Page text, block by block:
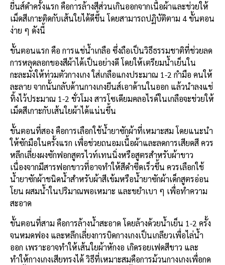
ยีนส์ดำครั้งแรก คือการล้างสีส่วนเกินออกจากเนื้อผ้าและช่วยให้
เม็ดสีเกาะติดกับเส้นใยได้ดีขึ้น โดยสามารถปฏิบัติตาม 4 ขั้นตอน
ง่าย ๆ ดังนี้
ขั้นตอนแรก คือ การแช่น้ำเกลือ ซึ่งถือเป็นวิธีธรรมชาติที่ช่วยลด
การหลุดลอกของสีผ้าได้เป็นอย่างดี โดยให้เตรียมน้ำเย็นใน
กะละมังให้ท่วมตัวกางเกง ใส่เกลือแกงประมาณ 1-2 กำมือ คนให้
ละลาย จากนั้นกลับด้านกางเกงยีนส์เอาด้านในออก แล้วนำลงแช่
ทิ้งไว้ประมาณ 1-2 ชั่วโมง สารโซเดียมคลอไรด์ในเกลือจะช่วยให้
เม็ดสีเกาะกับเส้นใยผ้าได้แน่นขึ้น
ขั้นตอนที่สอง คือการเลือกใช้น้ำยาซักผ้าที่เหมาะสม โดยแนะนำ
ให้ซักมือในครั้งแรก เพื่อช่วยถนอมเนื้อผ้าและลดการเสียดสี ควร
หลีกเลี่ยงผงซักฟอกสูตรไวท์เทนนิ่งหรือสูตรสำหรับผ้าขาว
เนื่องจากมีสารฟอกขาวที่อาจทำให้สีดำซีดเร็วขึ้น ควรเลือกใช้
น้ำยาซักผ้าชนิดน้ำสำหรับผ้าสีเข้มหรือน้ำยาซักผ้าเด็กสูตรอ่อน
โยน ผสมน้ำในปริมาณพอเหมาะ และขยำเบา ๆ เพื่อทำความ
สะอาด
ขั้นตอนที่สาม คือการล้างน้ำสะอาด โดยล้างด้วยน้ำเย็น 1-2 ครั้ง
จนหมดฟอง และหลีกเลี่ยงการบิดกางเกงเป็นเกลียวเพื่อไล่น้ำ
ออก เพราะอาจทำให้เส้นใยผ้าหักงอ เกิดรอยเฟดสีขาว และ
ทำให้กางเกงเสียทรงได้ วิธีที่เหมาะสมคือการม้วนกางเกงเพื่อกด